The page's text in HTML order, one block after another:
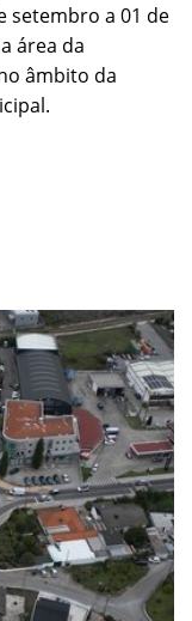
setembro a 01 de
área da
âmbito da